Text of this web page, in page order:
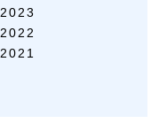
2023
2022
2021